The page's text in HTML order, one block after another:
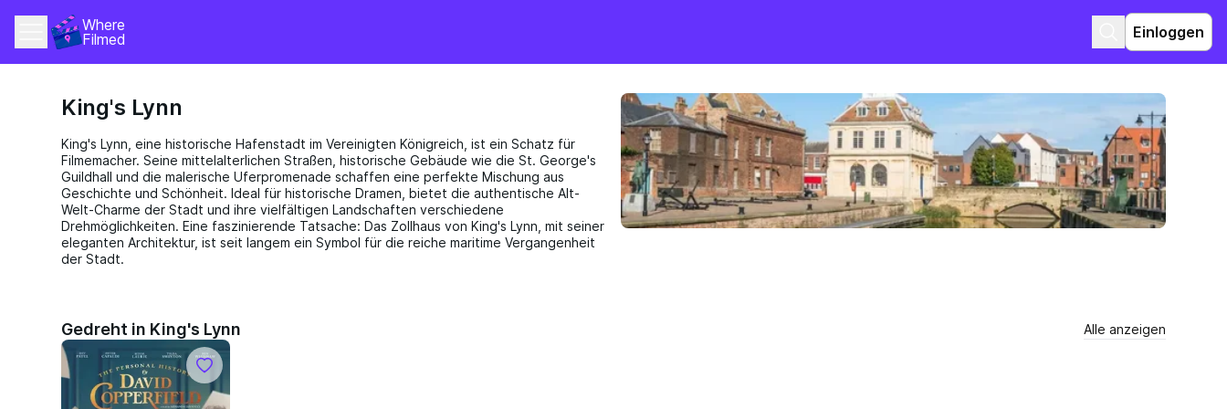
Where
Filmed
Einloggen
King's Lynn
King's Lynn, eine historische Hafenstadt im Vereinigten Königreich, ist ein Schatz für
Filmemacher. Seine mittelalterlichen Straßen, historische Gebäude wie die St. George's
Guildhall und die malerische Uferpromenade schaffen eine perfekte Mischung aus
Geschichte und Schönheit. Ideal für historische Dramen, bietet die authentische Alt-
Welt-Charme der Stadt und ihre vielfältigen Landschaften verschiedene
Drehmöglichkeiten. Eine faszinierende Tatsache: Das Zollhaus von King's Lynn, mit seiner
eleganten Architektur, ist seit langem ein Symbol für die reiche maritime Vergangenheit
der Stadt.
Gedreht in King's Lynn Alle anzeigen